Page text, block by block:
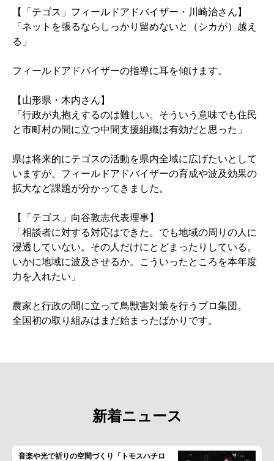
【「テゴス」フィールドアドバイザー・川崎治さん】
「ネットを張るならしっかり留めないと（シカが）越え
る」
フィールドアドバイザーの指導に耳を傾けます。
【山形県・木内さん】
「行政が丸抱えするのは難しい。そういう意味でも住民
と市町村の間に立つ中間支援組織は有効だと思った」
県は将来的にテゴスの活動を県内全域に広げたいとして
いますが、フィールドアドバイザーの育成や波及効果の
拡大など課題が分かってきました。
【「テゴス」向谷敦志代表理事】
「相談者に対する対応はできた。でも地域の周りの人に
浸透していない。その人だけにとどまったりしている。
いかに地域に波及させるか。こういったところを本年度
力を入れたい」
農家と行政の間に立って鳥獣害対策を行うプロ集団。
全国初の取り組みはまだ始まったばかりです。
新着ニュース
音楽や光で祈りの空間づくり「トモスハチロ